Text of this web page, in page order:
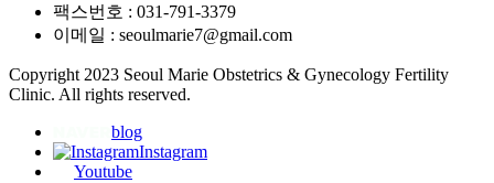
팩스번호 : 031-791-3379
이메일 : seoulmarie7@gmail.com
Copyright 2023 Seoul Marie Obstetrics & Gynecology Fertility
Clinic. All rights reserved.
blog
Instagram
Youtube